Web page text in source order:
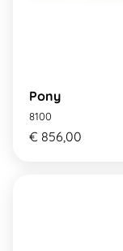
Pony
8100
€ 856,00